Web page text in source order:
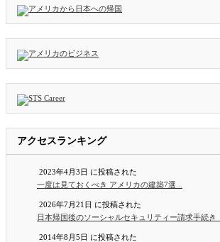
アクセスランキング
2023年4月3日 に投稿された
一度は見ておくべき アメリカの建築7選...
2026年7月21日 に投稿された
日本帰国後のソーシャルセキュリティー請求手続き
2014年8月5日 に投稿された